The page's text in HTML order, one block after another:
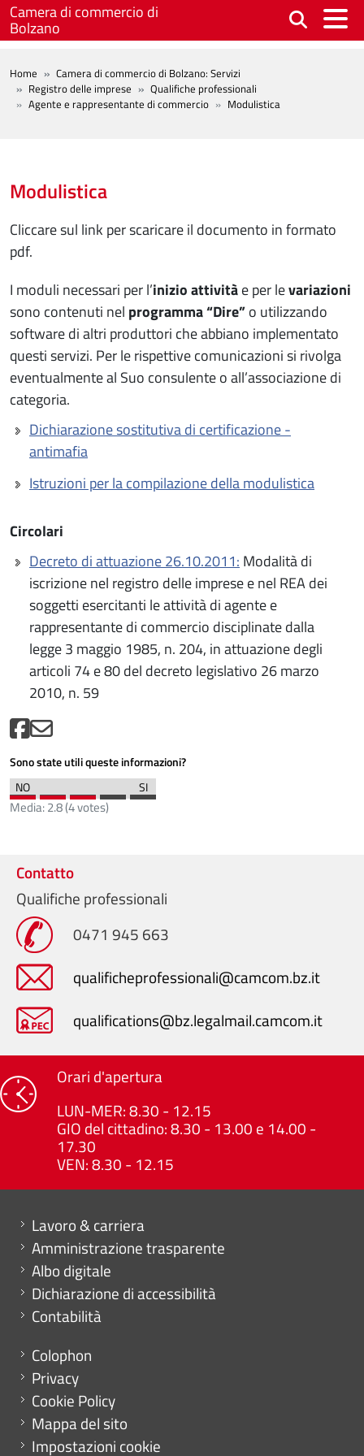
Salta al contenuto principale
Camera di commercio di
Bolzano
BREADCRUMB
Home
Camera di commercio di Bolzano: Servizi
Registro delle imprese
Qualifiche professionali
Agente e rappresentante di commercio
Modulistica
Modulistica
Cliccare sul link per scaricare il documento in formato
pdf.
I moduli necessari per l’inizio attivitàe per levariazioni
sono contenuti nel programma “Dire”o utilizzando
software di altri produttori che abbiano implementato
questi servizi. Per le rispettive comunicazioni si rivolga
eventualmente al Suo consulente o all’associazione di
categoria.
Dichiarazione sostitutiva di certificazione -
antimafia
Istruzioni per la compilazione della modulistica
Circolari
Decreto di attuazione 26.10.2011: Modalità di
iscrizione nel registro delle imprese e nel REA dei
soggetti esercitanti le attività di agente e
rappresentante di commercio disciplinate dalla
legge 3 maggio 1985, n. 204, in attuazione degli
articoli 74 e 80 del decreto legislativo 26 marzo
2010, n. 59
Sono state utili queste informazioni?
Media:2.8(4votes)
Contatto
Qualifiche professionali
0471 945 663
qualificheprofessionali@camcom.bz.it
qualifications@bz.legalmail.camcom.it
Orari d'apertura
LUN-MER: 8.30 - 12.15
GIO del cittadino: 8.30 - 13.00 e 14.00 -
17.30
VEN: 8.30 - 12.15
Mini menu di servizio
Lavoro & carriera
Amministrazione trasparente
Albo digitale
Dichiarazione di accessibilità
Contabilità
Menu footer
Colophon
Privacy
Cookie Policy
Mappa del sito
Impostazioni cookie